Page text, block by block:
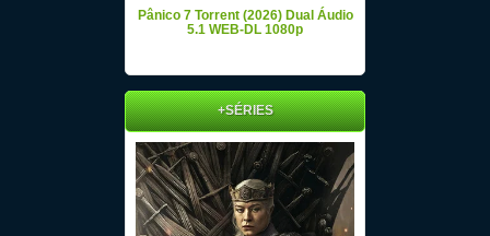
Pânico 7 Torrent (2026) Dual Áudio
5.1 WEB-DL 1080p
+SÉRIES